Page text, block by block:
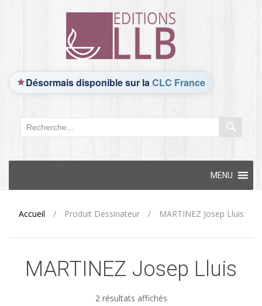
Désormais disponible sur laCLC France
content
MENU
Accueil / Produit Dessinateur / MARTINEZ Josep Lluis
MARTINEZ Josep Lluis
2 résultats affichés